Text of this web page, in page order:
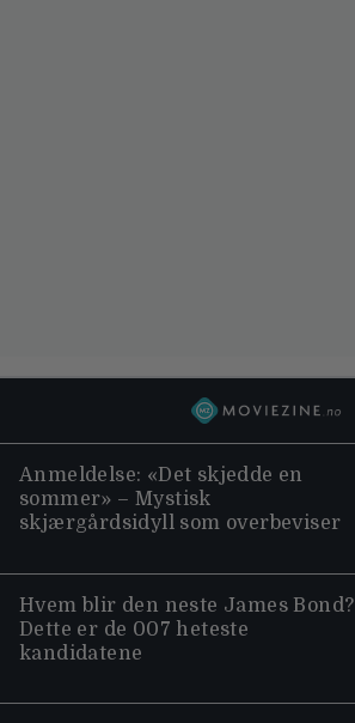
Anmeldelse: «Det skjedde en
sommer» – Mystisk
skjærgårdsidyll som overbeviser
Hvem blir den neste James Bond?
Dette er de 007 heteste
kandidatene